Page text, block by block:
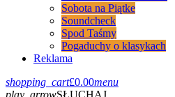
Sobota na Piątke
Soundcheck
Spod Taśmy
Pogaduchy o klasykach
Reklama
shopping_cart£0.00menu